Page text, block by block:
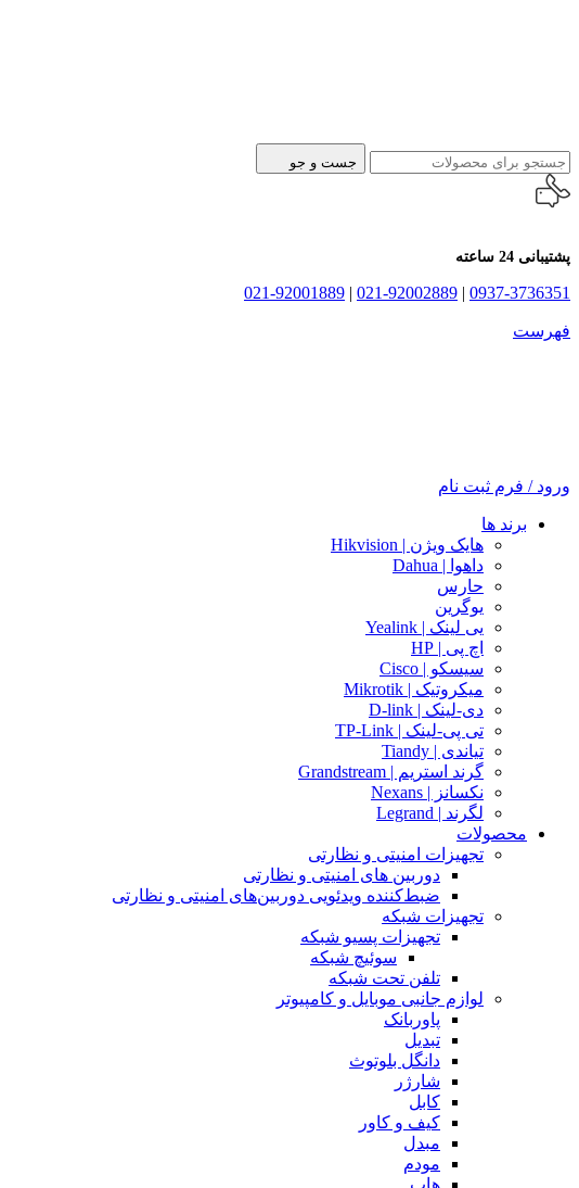
جست و جو
پشتیبانی 24 ساعته
0937-3736351
|
021-92002889
|
021-92001889
فهرست
ورود / فرم ثبت نام
برند ها
هایک ویژن | Hikvision
داهوا | Dahua
حارس
یوگرین
یی لینک | Yealink
اچ پی | HP
سیسکو | Cisco
میکروتیک | Mikrotik
دی-لینک | D-link
تی پی-لینک | TP-Link
تیاندی | Tiandy
گرند استریم | Grandstream
نکسانز | Nexans
لگرند | Legrand
محصولات
تجهیزات امنیتی و نظارتی
دوربین های امنیتی و نظارتی
ضبط‌کننده ویدئویی دوربین‌های امنیتی و نظارتی
تجهیزات شبکه
تجهیزات پسیو شبکه
سوئیچ‌ شبکه
تلفن تحت شبکه
لوازم جانبی موبایل و کامپیوتر
پاوربانک
تبدیل
دانگل بلوتوث
شارژر
کابل
کیف و کاور
مبدل
مودم
هاب